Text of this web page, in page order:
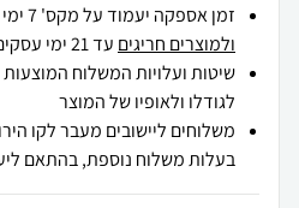
זמן אספקה יעמוד על מקס' 7 ימי עסקים מיום הזמנה,
ולמוצרים חריגים עד 21 ימי עסקים .
שיטות ועלויות המשלוח
לגודלו ולאופיו של המוצר
משלוחים ליישובים מעבר לקו
בעלות משלוח נוספת, בהתאם